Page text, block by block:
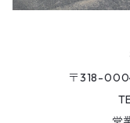
〒318-